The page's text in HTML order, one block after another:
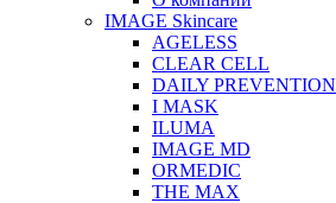
IMAGE Skincare
AGELESS
CLEAR CELL
DAILY PREVENTION
I MASK
ILUMA
IMAGE MD
ORMEDIC
THE MAX